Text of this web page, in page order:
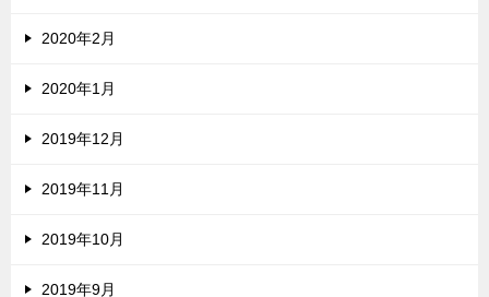
2020年2月
2020年1月
2019年12月
2019年11月
2019年10月
2019年9月